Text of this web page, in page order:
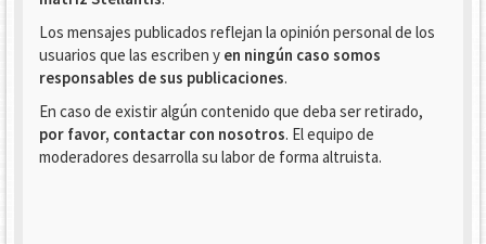
Los mensajes publicados reflejan la opinión personal de los
usuarios que las escriben y en ningún caso somos
responsables de sus publicaciones.
En caso de existir algún contenido que deba ser retirado,
por favor, contactar con nosotros. El equipo de
moderadores desarrolla su labor de forma altruista.